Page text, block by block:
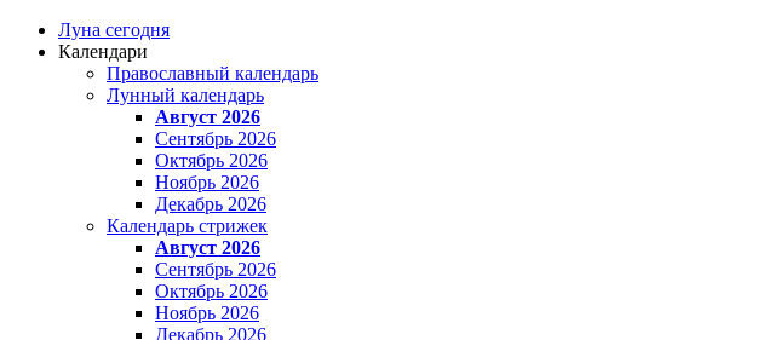
Луна сегодня
Календари
Православный календарь
Лунный календарь
Август 2026
Сентябрь 2026
Октябрь 2026
Ноябрь 2026
Декабрь 2026
Календарь стрижек
Август 2026
Сентябрь 2026
Октябрь 2026
Ноябрь 2026
Декабрь 2026